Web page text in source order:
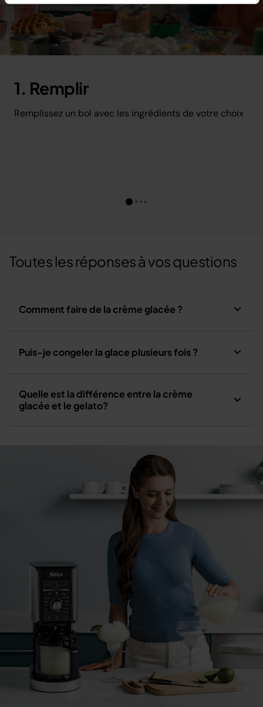
1. Remplir
Remplissez un bol avec les ingrédients de votre choix
Toutes les réponses à vos questions
Comment faire de la crème glacée ?
Puis-je congeler la glace plusieurs fois ?
Quelle est la différence entre la crème
glacée et le gelato?